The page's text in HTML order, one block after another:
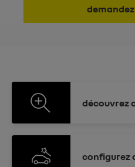
découvrez
configurez